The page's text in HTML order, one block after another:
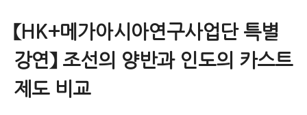
【HK+메가아시아연구사업단 특별
강연】 조선의 양반과 인도의 카스트
제도 비교